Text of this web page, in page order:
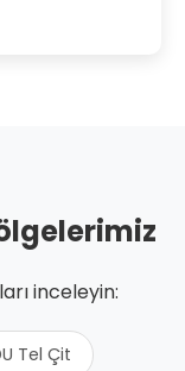
inceleyin:
Tel Çit